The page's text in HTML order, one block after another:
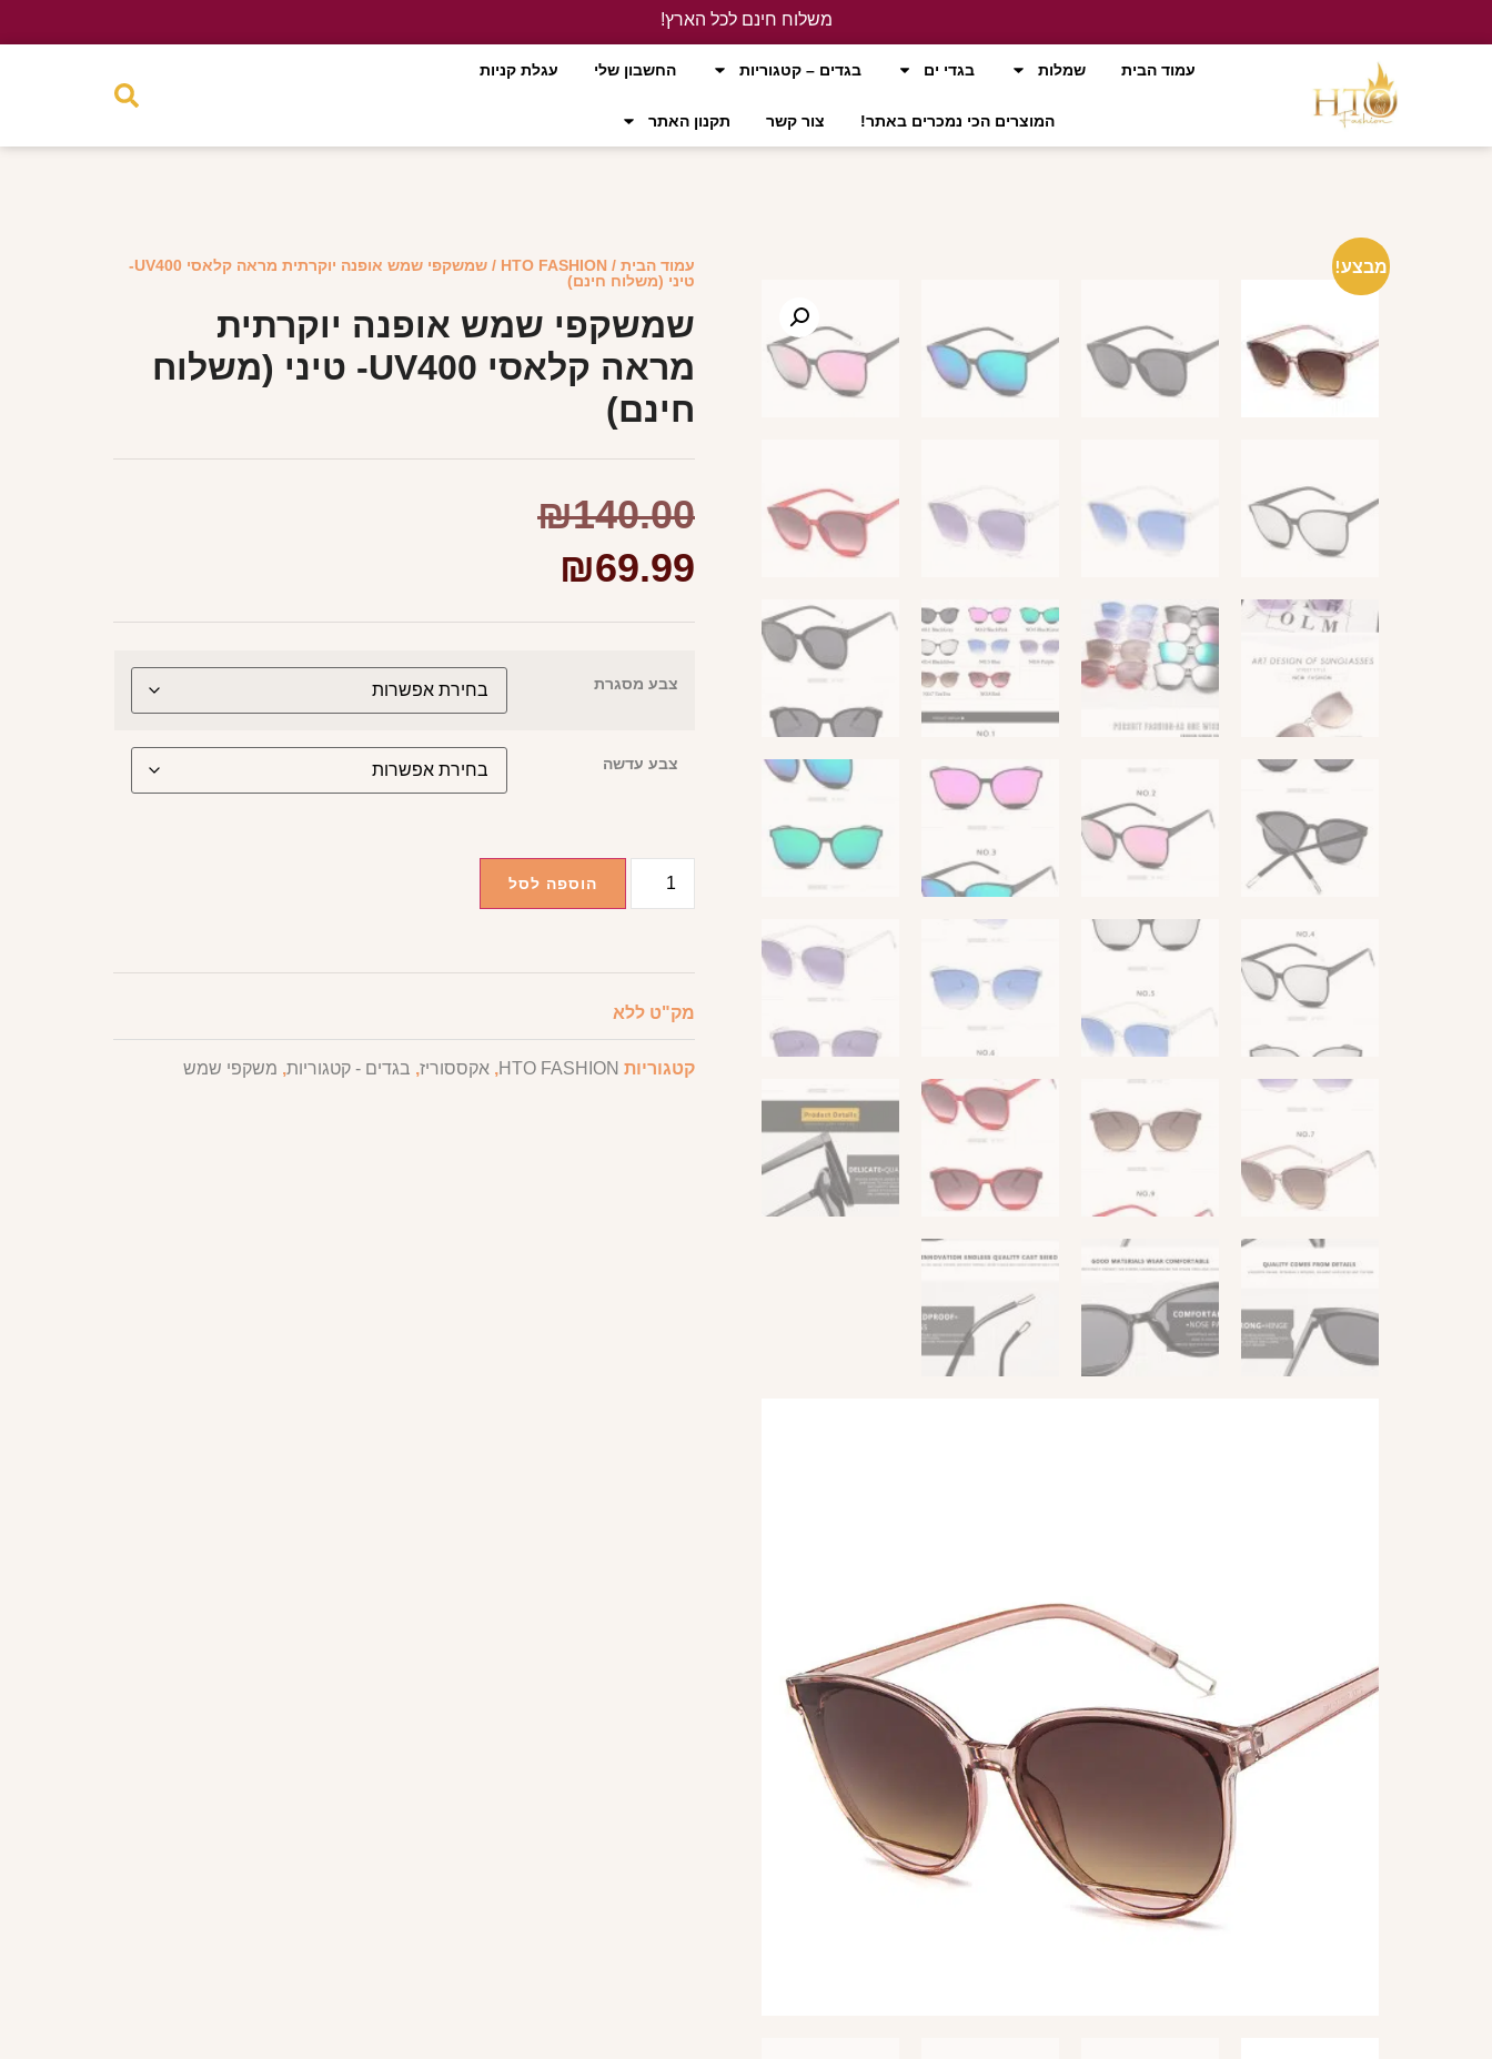
משלוח חינם לכל הארץ!
עמוד הבית
שמלות בגדי ים בגדים – קטגוריות החשבון שלי עגלת קניות
המוצרים הכי נמכרים באתר! צור קשר תקנון האתר
מבצע! עמוד הבית /
HTO FASHION
/ שמשקפי שמש אופנה יוקרתית מראה קלאסי UV400-
טיני (משלוח חינם)
שמשקפי שמש אופנה יוקרתית
מראה קלאסי UV400- טיני (משלוח
חינם)
₪140.00
₪69.99
צבע מסגרת
צבע עדשה
הוספה לסל
מק"ט ללא
קטגוריות HTO FASHION
, אקססוריז, בגדים - קטגוריות, משקפי שמש